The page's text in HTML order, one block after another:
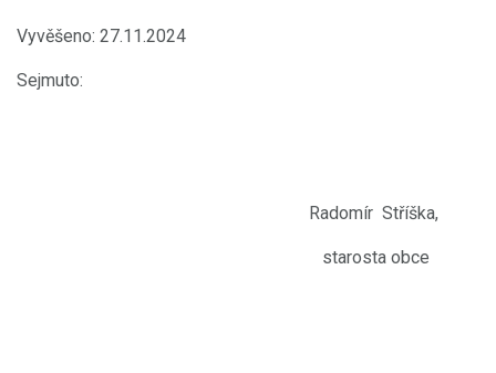
Vyvěšeno: 27.11.2024
Sejmuto:
Radomír Stříška,
starosta obce